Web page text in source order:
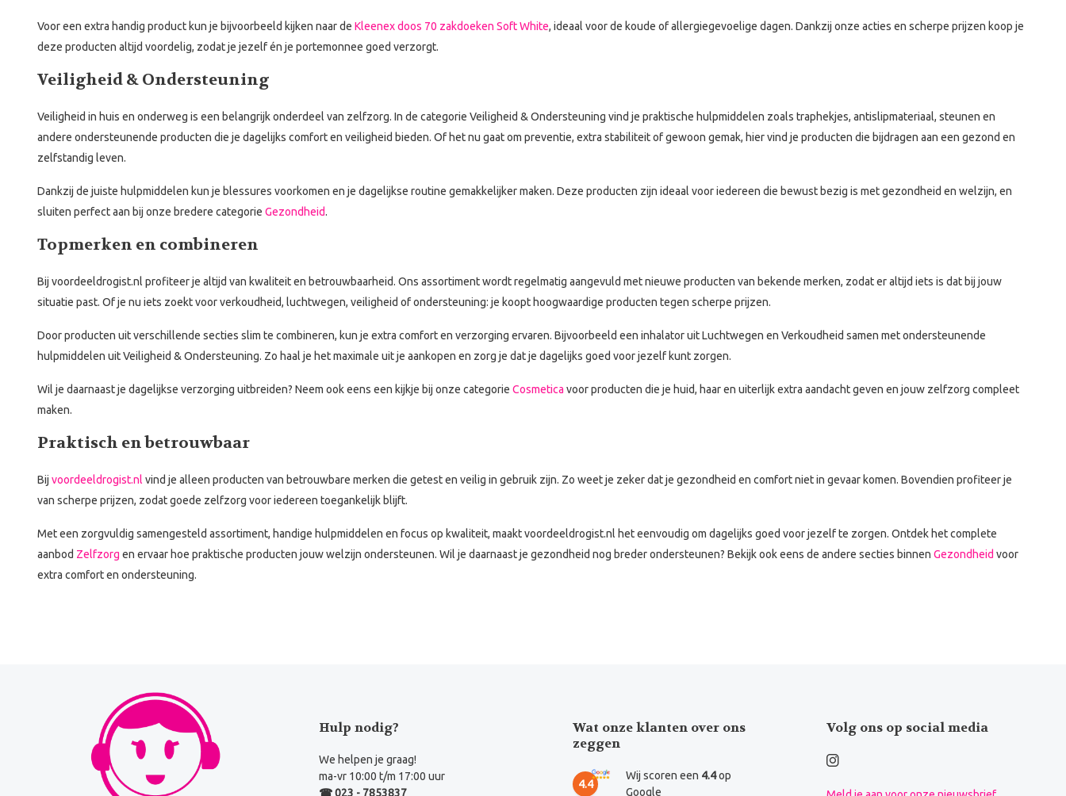
Voor een extra handig product kun je bijvoorbeeld kijken naar de Kleenex doos 70 zakdoeken Soft White, ideaal voor de koude of allergiegevoelige dagen. Dankzij onze acties en scherpe prijzen koop je
deze producten altijd voordelig, zodat je jezelf én je portemonnee goed verzorgt.
Veiligheid & Ondersteuning
Veiligheid in huis en onderweg is een belangrijk onderdeel van zelfzorg. In de categorie Veiligheid & Ondersteuning vind je praktische hulpmiddelen zoals traphekjes, antislipmateriaal, steunen en
andere ondersteunende producten die je dagelijks comfort en veiligheid bieden. Of het nu gaat om preventie, extra stabiliteit of gewoon gemak, hier vind je producten die bijdragen aan een gezond en
zelfstandig leven.
Dankzij de juiste hulpmiddelen kun je blessures voorkomen en je dagelijkse routine gemakkelijker maken. Deze producten zijn ideaal voor iedereen die bewust bezig is met gezondheid en welzijn, en
sluiten perfect aan bij onze bredere categorie Gezondheid.
Topmerken en combineren
Bij voordeeldrogist.nl profiteer je altijd van kwaliteit en betrouwbaarheid. Ons assortiment wordt regelmatig aangevuld met nieuwe producten van bekende merken, zodat er altijd iets is dat bij jouw
situatie past. Of je nu iets zoekt voor verkoudheid, luchtwegen, veiligheid of ondersteuning: je koopt hoogwaardige producten tegen scherpe prijzen.
Door producten uit verschillende secties slim te combineren, kun je extra comfort en verzorging ervaren. Bijvoorbeeld een inhalator uit Luchtwegen en Verkoudheid samen met ondersteunende
hulpmiddelen uit Veiligheid & Ondersteuning. Zo haal je het maximale uit je aankopen en zorg je dat je dagelijks goed voor jezelf kunt zorgen.
Wil je daarnaast je dagelijkse verzorging uitbreiden? Neem ook eens een kijkje bij onze categorie Cosmetica voor producten die je huid, haar en uiterlijk extra aandacht geven en jouw zelfzorg compleet
maken.
Praktisch en betrouwbaar
Bij voordeeldrogist.nl vind je alleen producten van betrouwbare merken die getest en veilig in gebruik zijn. Zo weet je zeker dat je gezondheid en comfort niet in gevaar komen. Bovendien profiteer je
van scherpe prijzen, zodat goede zelfzorg voor iedereen toegankelijk blijft.
Met een zorgvuldig samengesteld assortiment, handige hulpmiddelen en focus op kwaliteit, maakt voordeeldrogist.nl het eenvoudig om dagelijks goed voor jezelf te zorgen. Ontdek het complete
aanbod Zelfzorg en ervaar hoe praktische producten jouw welzijn ondersteunen. Wil je daarnaast je gezondheid nog breder ondersteunen? Bekijk ook eens de andere secties binnen Gezondheid voor
extra comfort en ondersteuning.
Hulp nodig?
We helpen je graag!
ma-vr 10:00 t/m 17:00 uur
☎ 023 - 7853837
Wat onze klanten over ons
zeggen
4.4
Wij scoren een 4.4op
Google
Volg ons op social media